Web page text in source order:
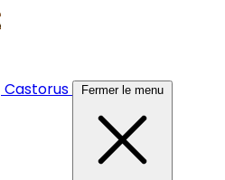
Castorus Fermer le menu